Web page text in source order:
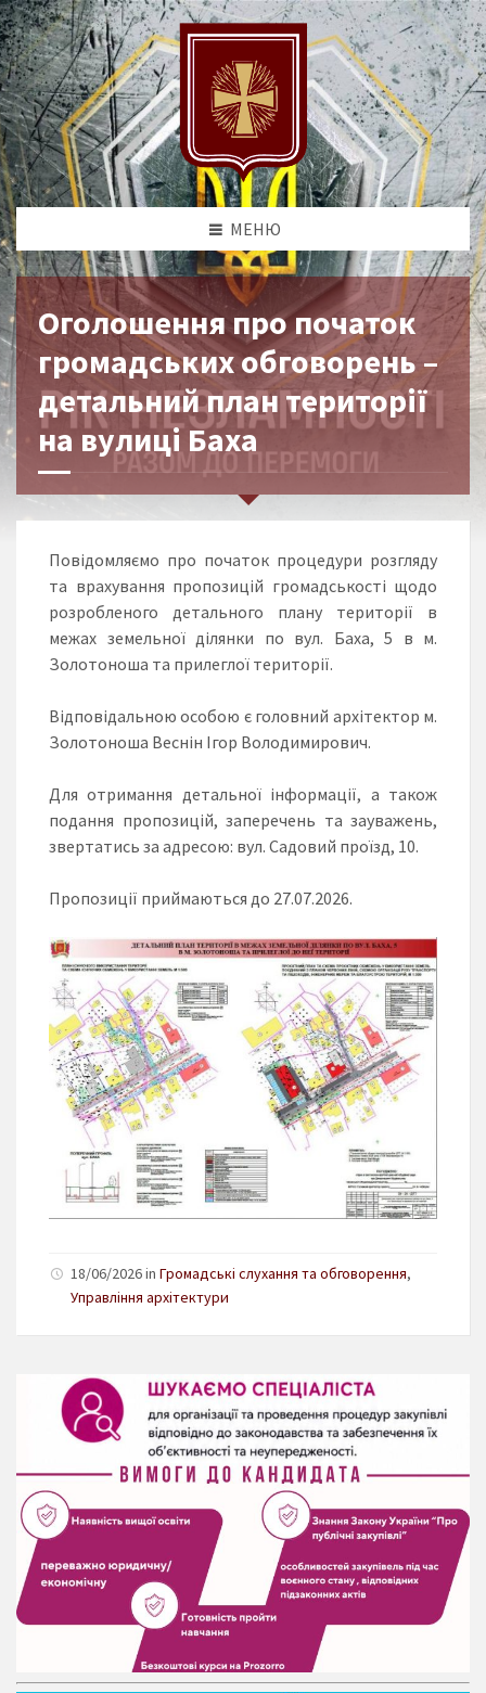
МЕНЮ
Оголошення про початок
громадських обговорень –
детальний план території
на вулиці Баха
Повідомляємо про початок процедури розгляду
та врахування пропозицій громадськості щодо
розробленого детального плану території в
межах земельної ділянки по вул. Баха, 5 в м.
Золотоноша та прилеглої території.
Відповідальною особою є головний архітектор м.
Золотоноша Веснін Ігор Володимирович.
Для отримання детальної інформації, а також
подання пропозицій, заперечень та зауважень,
звертатись за адресою: вул. Садовий проїзд, 10.
Пропозиції приймаються до 27.07.2026.
18/06/2026 in Громадські слухання та обговорення,
Управління архітектури